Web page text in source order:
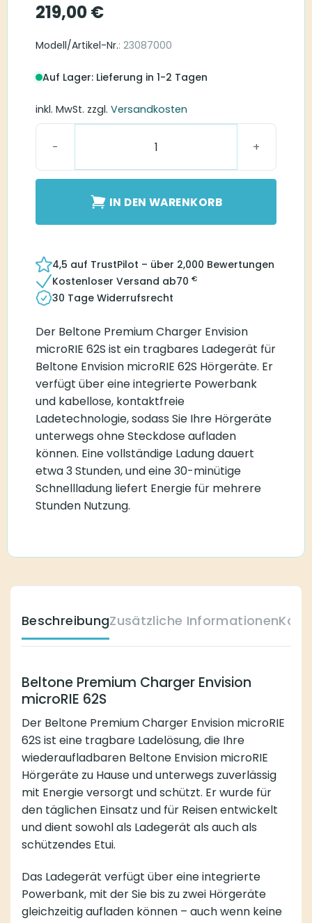
219,00€
Modell/Artikel-Nr.: 23087000
Auf Lager: Lieferung in 1-2 Tagen
inkl. MwSt. zzgl. Versandkosten
IN DEN WARENKORB
4,5 auf TrustPilot – über 2,000 Bewertungen
Kostenloser Versand ab70 €
30 Tage Widerrufsrecht
Der Beltone Premium Charger Envision
microRIE 62S ist ein tragbares Ladegerät für
Beltone Envision microRIE 62S Hörgeräte. Er
verfügt über eine integrierte Powerbank
und kabellose, kontaktfreie
Ladetechnologie, sodass Sie Ihre Hörgeräte
unterwegs ohne Steckdose aufladen
können. Eine vollständige Ladung dauert
etwa 3 Stunden, und eine 30-minütige
Schnellladung liefert Energie für mehrere
Stunden Nutzung.
BeschreibungZusätzliche Informationen
Beltone Premium Charger Envision
microRIE 62S
Der Beltone Premium Charger Envision microRIE
62S ist eine tragbare Ladelösung, die Ihre
wiederaufladbaren Beltone Envision microRIE
Hörgeräte zu Hause und unterwegs zuverlässig
mit Energie versorgt und schützt. Er wurde für
den täglichen Einsatz und für Reisen entwickelt
und dient sowohl als Ladegerät als auch als
schützendes Etui.
Das Ladegerät verfügt über eine integrierte
Powerbank, mit der Sie bis zu zwei Hörgeräte
gleichzeitig aufladen können – auch wenn keine